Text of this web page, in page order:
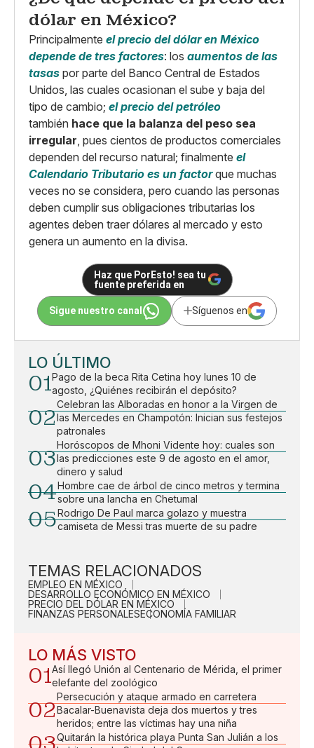
dólar en México?
Principalmente el precio del dólar en México
depende de tres factores: los aumentos de las
tasas por parte del Banco Central de Estados
Unidos, las cuales ocasionan el sube y baja del
tipo de cambio; el precio del petróleo
también hace que la balanza del peso sea
irregular , pues cientos de productos comerciales
dependen del recurso natural; finalmente el
Calendario Tributario es un factorque muchas
veces no se considera, pero cuando las personas
deben cumplir sus obligaciones tributarias los
agentes deben traer dólares al mercado y esto
genera un aumento en la divisa.
Haz que PorEsto! sea tu
fuente preferida en
Sigue nuestro canal Síguenos en
LO ÚLTIMO
01Pago de la beca Rita Cetina hoy lunes 10 de
agosto, ¿Quiénes recibirán el depósito?
02
Celebran las Alboradas en honor a la Virgen de
las Mercedes en Champotón: Inician sus festejos
patronales
03
Horóscopos de Mhoni Vidente hoy: cuales son
las predicciones este 9 de agosto en el amor,
dinero y salud
04Hombre cae de árbol de cinco metros y termina
sobre una lancha en Chetumal
05Rodrigo De Paul marca golazo y muestra
camiseta de Messi tras muerte de su padre
TEMAS RELACIONADOS
EMPLEO EN MÉXICO
DESARROLLO ECONÓMICO EN MÉXICO
PRECIO DEL DÓLAR EN MÉXICO
FINANZAS PERSONALESECONOMÍA FAMILIAR
LO MÁS VISTO
01Así llegó Unión al Centenario de Mérida, el primer
elefante del zoológico
02
Persecución y ataque armado en carretera
Bacalar-Buenavista deja dos muertos y tres
heridos; entre las víctimas hay una niña
Quitarán la histórica playa Punta San Julián a los